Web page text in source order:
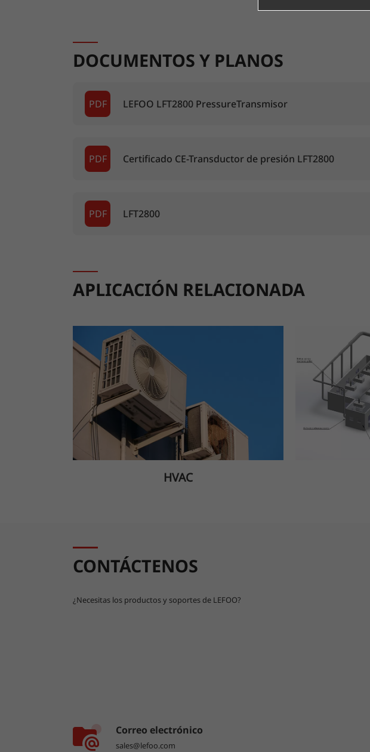
DOCUMENTOS Y PLANOS
PDF LEFOO LFT2800 PressureTransmisor
PDF Certificado CE-Transductor de presión LFT2800
PDF LFT2800
APLICACIÓN RELACIONADA
HVAC
CONTÁCTENOS
¿Necesitas los productos y soportes de LEFOO?
Correo electrónico
sales@lefoo.com